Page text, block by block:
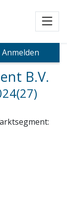
Anmelden
B.V.